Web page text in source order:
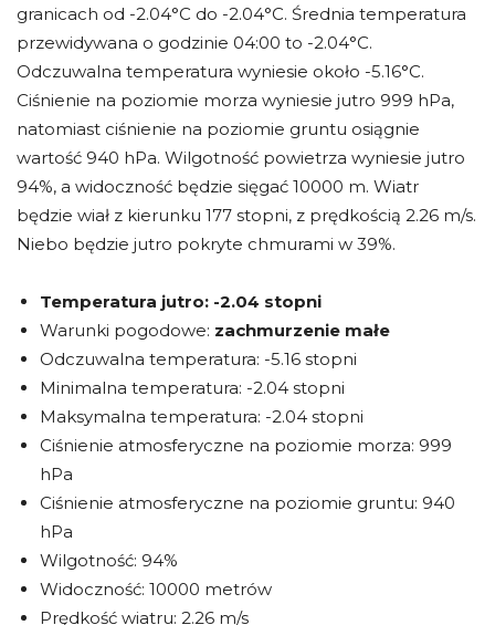
granicach od -2.04°C do -2.04°C. Średnia temperatura
przewidywana o godzinie 04:00 to -2.04°C.
Odczuwalna temperatura wyniesie około -5.16°C.
Ciśnienie na poziomie morza wyniesie jutro 999 hPa,
natomiast ciśnienie na poziomie gruntu osiągnie
wartość 940 hPa. Wilgotność powietrza wyniesie jutro
94%, a widoczność będzie sięgać 10000 m. Wiatr
będzie wiał z kierunku 177 stopni, z prędkością 2.26 m/s.
Niebo będzie jutro pokryte chmurami w 39%.
Temperatura jutro: -2.04 stopni
Warunki pogodowe: zachmurzenie małe
Odczuwalna temperatura: -5.16 stopni
Minimalna temperatura: -2.04 stopni
Maksymalna temperatura: -2.04 stopni
Ciśnienie atmosferyczne na poziomie morza: 999
hPa
Ciśnienie atmosferyczne na poziomie gruntu: 940
hPa
Wilgotność: 94%
Widoczność: 10000 metrów
Prędkość wiatru: 2.26 m/s